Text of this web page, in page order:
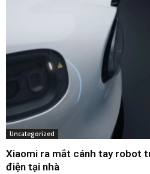
Bàn chải điện
Xiaomi ra mắt bàn chải điện
hình báo vùng răng bị bỏ sót
Hoàn Đặng -05/05/2026
Uncategorized
Xiaomi ra mắt cánh tay robot
điện tại nhà